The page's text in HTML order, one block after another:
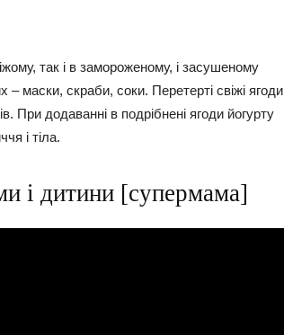
так і в замороженому, і засушеному
– маски, скраби, соки. Перетерті свіжі ягоди
При додаванні в подрібнені ягоди йогурту
і тіла.
і дитини [супермама]